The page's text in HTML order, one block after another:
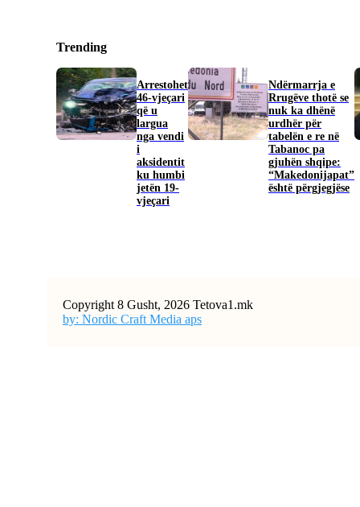
Trending
Arrestohet
46-vjeçari
që u
largua
nga vendi
i
aksidentit
ku humbi
jetën 19-
vjeçari
Ndërmarrja e
Rrugëve thotë se
nuk ka dhënë
urdhër për
tabelën e re në
Tabanoc pa
gjuhën shqipe:
“Makedonijapat”
është përgjegjëse
Copyright 8 Gusht, 2026 Tetova1.mk
by: Nordic Craft Media aps